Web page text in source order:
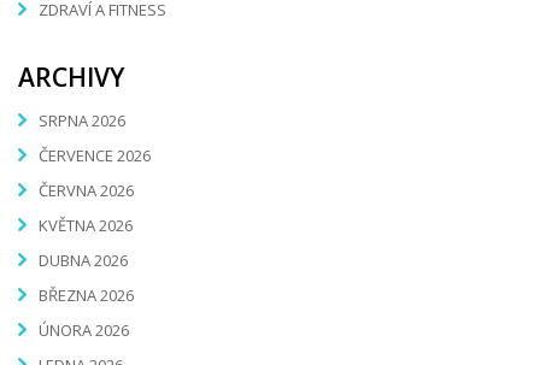
ZDRAVÍ A FITNESS
ARCHIVY
SRPNA 2026
ČERVENCE 2026
ČERVNA 2026
KVĚTNA 2026
DUBNA 2026
BŘEZNA 2026
ÚNORA 2026